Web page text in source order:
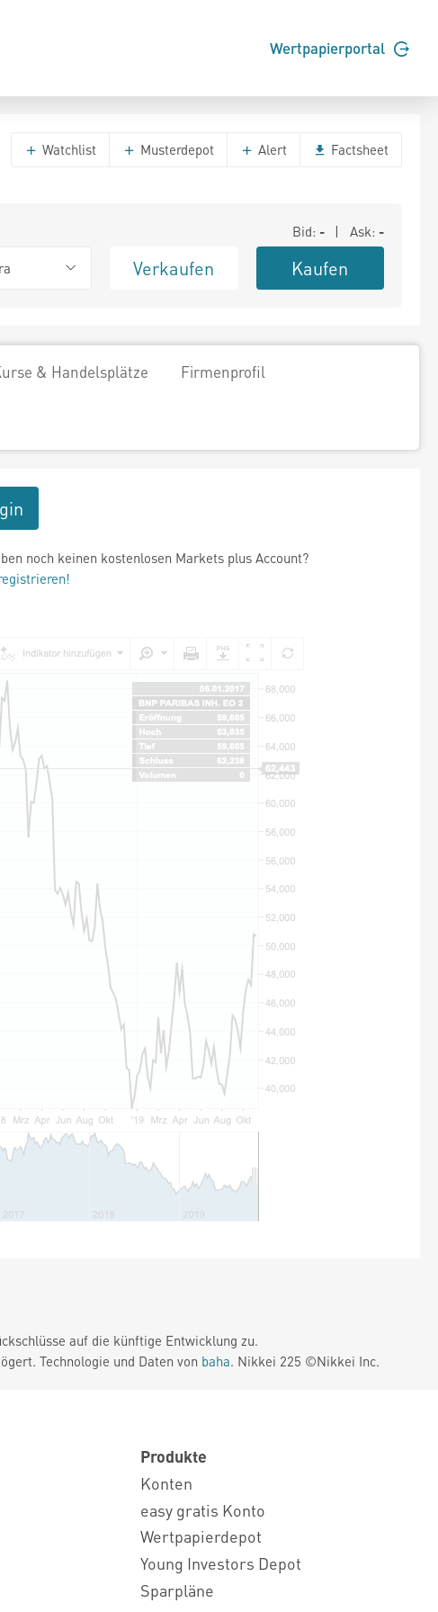
Wertpapierportal
Watchlist Musterdepot Alert Factsheet
Bid: - | Ask: -
Verkaufen Kaufen
& Handelsplätze Firmenprofil
noch keinen kostenlosen Markets plus Account?
auf die künftige Entwicklung zu.
Technologie und Daten von baha. Nikkei 225 ©Nikkei Inc.
Produkte
Konten
easy gratis Konto
Wertpapierdepot
Young Investors Depot
Sparpläne